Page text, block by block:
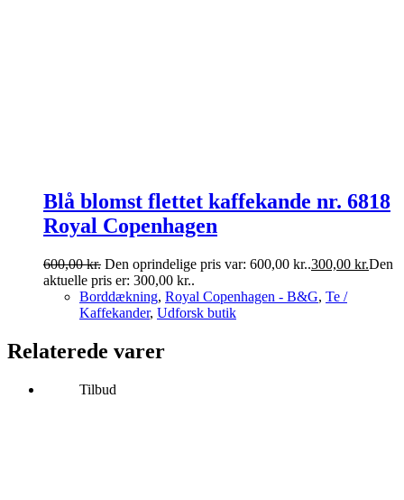
Blå blomst flettet kaffekande nr. 6818
Royal Copenhagen
600,00kr. Den oprindelige pris var: 600,00 kr..300,00 kr.Den
aktuelle pris er: 300,00 kr..
Borddækning, Royal Copenhagen - B&G, Te /
Kaffekander, Udforsk butik
Relaterede varer
Tilbud